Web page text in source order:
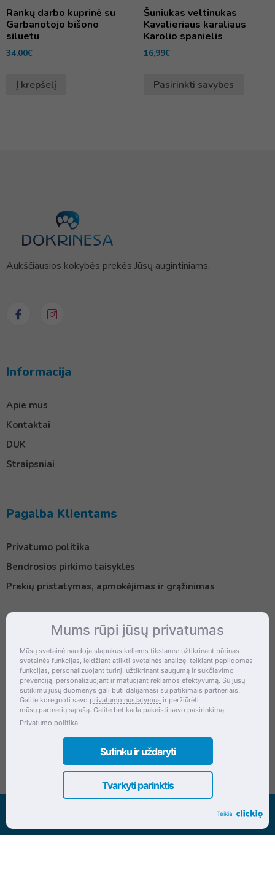
Rankų darbo kuprinė su
Garbanotojo bišono
siluetu
34,00€
Į krepšelį
Šuniukas veltinukas
Kavalieriaus karaliaus
Karolio spanielis
16,99€
Pasirinkti savybes
Aukščiausios kokybės prekės Jūsų augintiniams.
Informacija
Apie mus
Kontaktai
DUK
Straipsniai
Pagalba Klientams
Privatumo politika
Bendrosios pirkimo taisyklės
Prekių pristatymas, apmokėjimas ir grąžinimas
Kontaktai
Šventupės g. 28, Kaunas, Lietuva
+370 (672) 27 650
info@dokrinesa.lt
MB PETHOMEPEOPLE
Įmonės kodas: 305695822
Visos teisės saugomos www.dokrinesa.lt
Mums rūpi jūsų privatumas
Mūsų svetainė naudoja slapukus keliems tikslams: užtikrinant būtinas
svetainės funkcijas, leidžiant atlikti svetainės analizę, teikiant papildomas
funkcijas, personalizuojant turinį, užtikrinant saugumą ir sukčiavimo
prevenciją, personalizuojant ir matuojant reklamos efektyvumą. Su jūsų
sutikimu jūsų duomenys gali būti dalijamasi su patikimais partneriais.
Galite koreguoti savo privatumo nustatymus ir peržiūrėti
mūsų partnerių sąrašą. Galite bet kada pakeisti savo pasirinkimą.
Privatumo politika
Tvarkyti parinktis
Sutinku ir uždaryti
Teikia